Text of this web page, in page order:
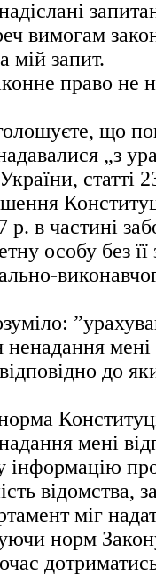
вимогам
мій запит.
право не
що
„з
статті
р. в частині
особу без
мені
до
мені
інформацію
відомства,
міг
норм